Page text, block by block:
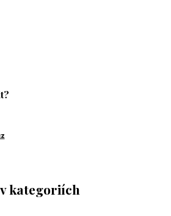
kategoriích